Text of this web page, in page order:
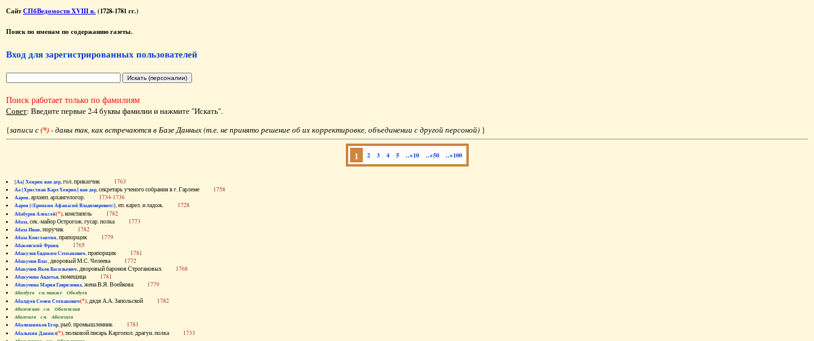
СайтСПбВедомости XVIII в. (1728-1781 гг.)
Поиск по именам по содержанию газеты.
Вход для зарегистрированных пользователей
Поиск работает только по фамилиям
Совет: Введите первые 2-4 буквы фамилии и нажмите "Искать".
{записи с(*)- даны так, как встречаются в Базе Данных (т.е. не принято решение об их корректировке, объединении с другой персоной) }
1 2 3 4 5 ..+10 ..+50 ..+100
[Аа] Хенрик ван дер, гол. приказчик 1763
Аа [Христиан Карл Хенрик] ван дер, секретарь ученого собрания в г. Гарлеме 1758
Аарон, архиеп. архангелогор. 1734-1736
Аарон [(Еропкин Афанасий Владимирович)], еп. карел. и ладож. 1728
Абабуров Алексей(*), констапель 1782
Абаза, сек.-майор Острогож. гусар. полка 1773
Абаза Иван, поручик 1782
Абаза Константин, прапорщик 1779
Абаковский Франц 1765
Абакулов Евдоким Степанович, прапорщик 1781
Абакумов Влас, дворовый М.С. Челеева 1772
Абакумов Яков Васильевич, дворовый баронов Строгановых 1768
Абакумова Авдотья, помещица 1781
Абакумова Мария Гавриловна, жена В.Я. Воейкова 1779
Абалдуев см. также Оболдуев
Абалдуев Семен Степанович(*), дядя А.А. Запольской 1782
Абаленская см. Оболенская
Абалешев см. Аболешев
Абалишников Егор, рыб. промышленник 1781
Абалыхин Даниил(*), полковой писарь Каргопол. драгун. полка 1733